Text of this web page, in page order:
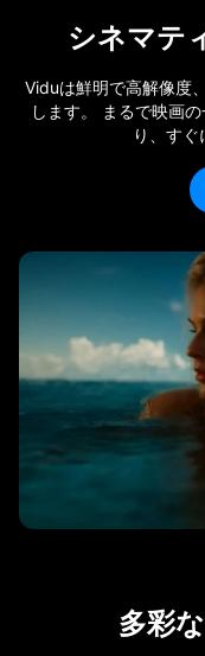
シネマテ
Viduは鮮明で高解像度
します。 まるで映画
り、すぐ
多彩